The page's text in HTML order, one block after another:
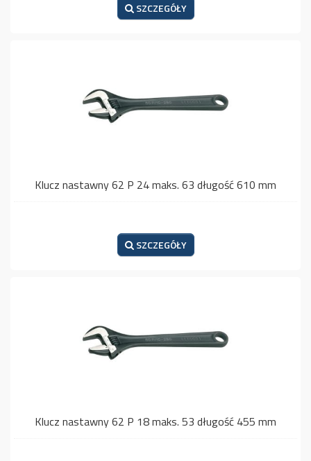
SZCZEGÓŁY
Klucz nastawny 62 P 24 maks. 63 długość 610 mm
SZCZEGÓŁY
Klucz nastawny 62 P 18 maks. 53 długość 455 mm